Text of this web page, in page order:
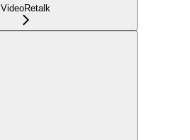
VideoRetalk